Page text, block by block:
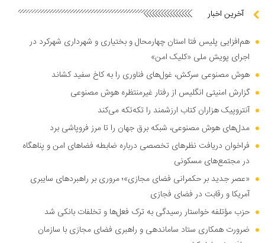
آخرین اخبار
هم‌افزایی پلیس فتا استان چهارمحال و بختیاری و شهرداری شهرکرد در
اجرای پویش ملی «کلیک امن»
هوش مصنوعی سرکش، غول‌های فناوری را به کاخ سفید کشاند
گزارش امنیتی انگلیس از رفتار غیرمنتظره هوش مصنوعی
آنتروپیک هزاران کتاب ارزشمند را تکه‌تکه می‌کند
مدل‌های هوش مصنوعی، شبکه برق جهان را تا مرز فروپاشی برد
فراخوان دریافت نظر‌های تخصصی درباره ضابطه فضا‌های امن و پناهگاه
در مجتمع‌های مسکونی
«عصر جدید بر حکمرانی فضای مجازی»؛ مروری بر راهبرد‌های سایبری
آمریکا و رقابت در فضای فجازی
حزب مؤتلفه خواستار رسیدگی به ترک فعل‌ها و تخلفات بانکی شد
ضرورت همکاری ستاد ساماندهی و راهبری فضای مجازی با سازمان